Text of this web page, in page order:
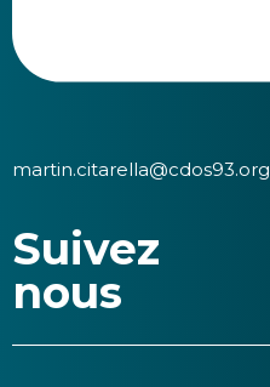
martin.citarella@cdos93.org
Suivez
nous